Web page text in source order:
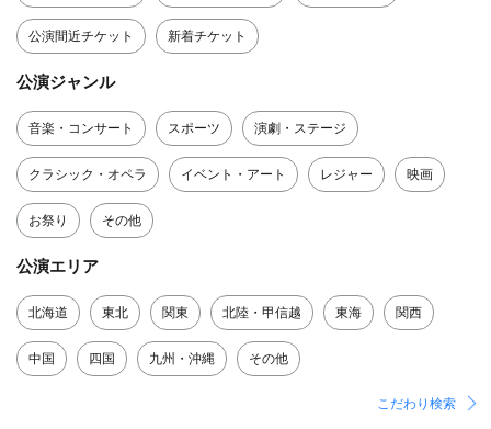
公演間近チケット 新着チケット
公演ジャンル
音楽・コンサート スポーツ 演劇・ステージ
クラシック・オペラ イベント・アート レジャー 映画
お祭り その他
公演エリア
北海道 東北 関東 北陸・甲信越 東海 関西
中国 四国 九州・沖縄 その他
こだわり検索